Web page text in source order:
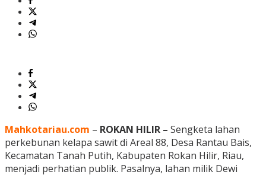
Mahkotariau.com – ROKAN HILIR – Sengketa lahan
perkebunan kelapa sawit di Areal 88, Desa Rantau Bais,
Kecamatan Tanah Putih, Kabupaten Rokan Hilir, Riau,
menjadi perhatian publik. Pasalnya, lahan milik Dewi